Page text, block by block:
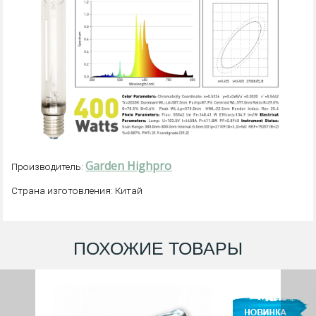
Производитель:Garden Highpro
Страна изготовления: Китай
ПОХОЖИЕ ТОВАРЫ